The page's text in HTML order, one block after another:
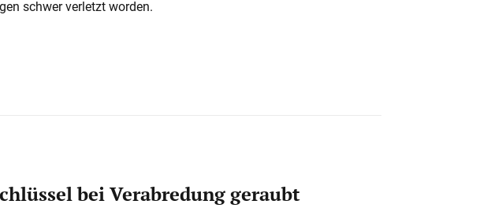
schwer verletzt worden.
bei Verabredung geraubt